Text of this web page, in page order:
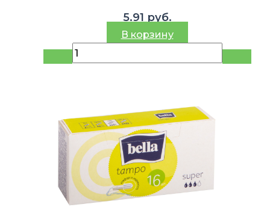
5.91 руб.
В корзину